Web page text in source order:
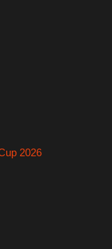
2026